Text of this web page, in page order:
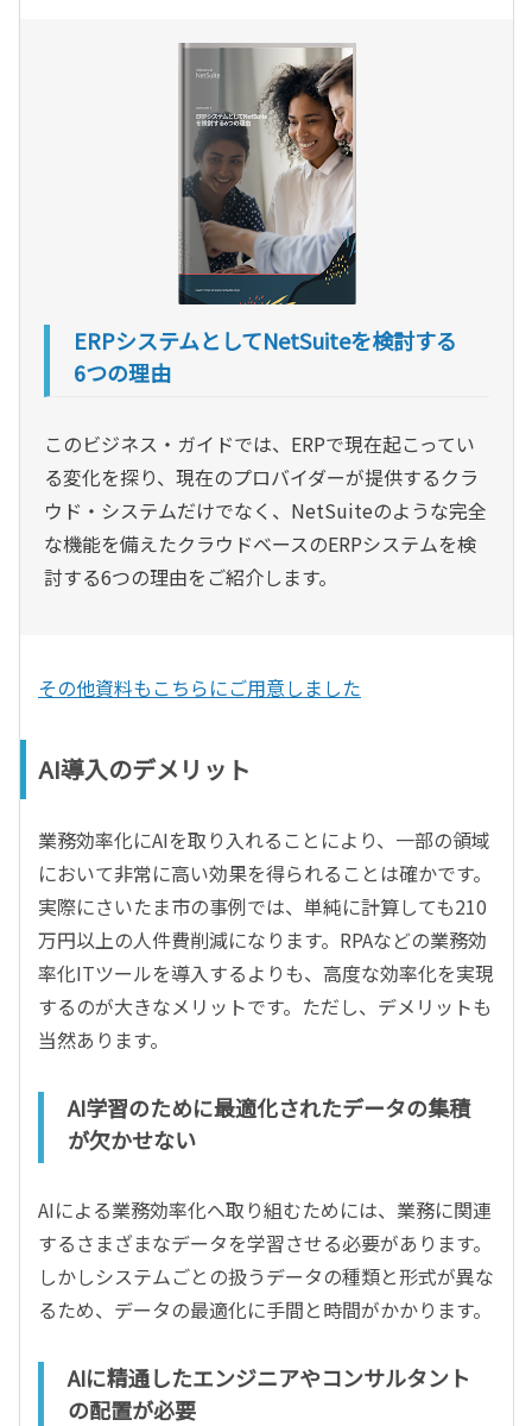
ERPシステムとしてNetSuiteを検討する
6つの理由
このビジネス・ガイドでは、ERPで現在起こってい
る変化を探り、現在のプロバイダーが提供するクラ
ウド・システムだけでなく、NetSuiteのような完全
な機能を備えたクラウドベースのERPシステムを検
討する6つの理由をご紹介します。
その他資料もこちらにご用意しました
AI導入のデメリット
業務効率化にAIを取り入れることにより、一部の領域
において非常に高い効果を得られることは確かです。
実際にさいたま市の事例では、単純に計算しても210
万円以上の人件費削減になります。RPAなどの業務効
率化ITツールを導入するよりも、高度な効率化を実現
するのが大きなメリットです。ただし、デメリットも
当然あります。
AI学習のために最適化されたデータの集積
が欠かせない
AIによる業務効率化へ取り組むためには、業務に関連
するさまざまなデータを学習させる必要があります。
しかしシステムごとの扱うデータの種類と形式が異な
るため、データの最適化に手間と時間がかかります。
AIに精通したエンジニアやコンサルタント
の配置が必要